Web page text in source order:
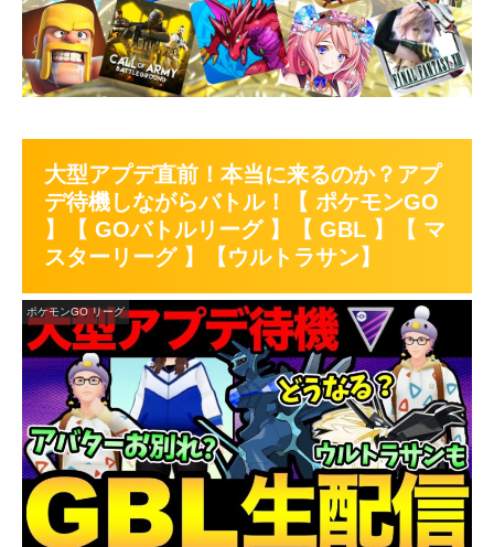
大型アプデ直前！本当に来るのか？アプ
デ待機しながらバトル！【 ポケモンGO
】【 GOバトルリーグ 】【 GBL 】【 マ
スターリーグ 】【ウルトラサン】
ポケモンGO リーグ